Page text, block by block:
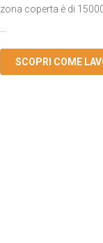
zona coperta è di
SCOPRI COME